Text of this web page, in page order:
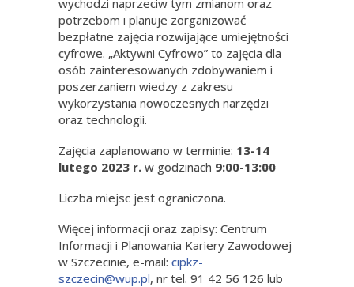
wychodzi naprzeciw tym zmianom oraz
potrzebom i planuje zorganizować
bezpłatne zajęcia rozwijające umiejętności
cyfrowe. „Aktywni Cyfrowo” to zajęcia dla
osób zainteresowanych zdobywaniem i
poszerzaniem wiedzy z zakresu
wykorzystania nowoczesnych narzędzi
oraz technologii.
Zajęcia zaplanowano w terminie: 13-14
lutego 2023 r. w godzinach 9:00-13:00
Liczba miejsc jest ograniczona.
Więcej informacji oraz zapisy: Centrum
Informacji i Planowania Kariery Zawodowej
w Szczecinie, e-mail: cipkz-
szczecin@wup.pl, nr tel. 91 42 56 126 lub